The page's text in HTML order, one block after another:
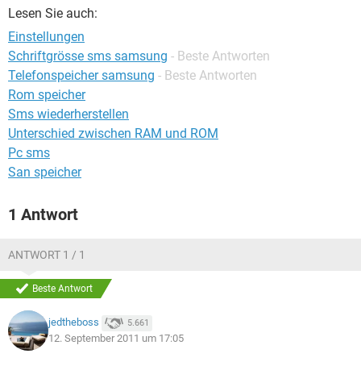
Lesen Sie auch:
Einstellungen
Schriftgrösse sms samsung - Beste Antworten
Telefonspeicher samsung - Beste Antworten
Rom speicher
Sms wiederherstellen
Unterschied zwischen RAM und ROM
Pc sms
San speicher
1 Antwort
ANTWORT 1 / 1
Beste Antwort
jedtheboss 5.661
12. September 2011 um 17:05